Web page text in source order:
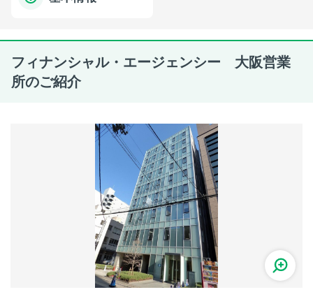
フィナンシャル・エージェンシー 大阪営業
所のご紹介